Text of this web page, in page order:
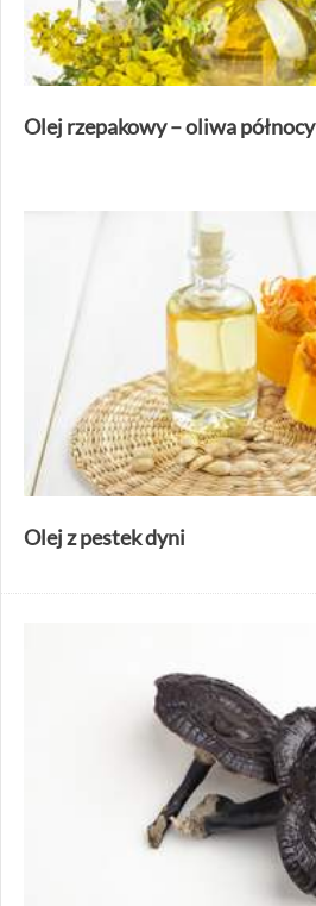
Olej rzepakowy – oliwa północy
Olej z pestek dyni